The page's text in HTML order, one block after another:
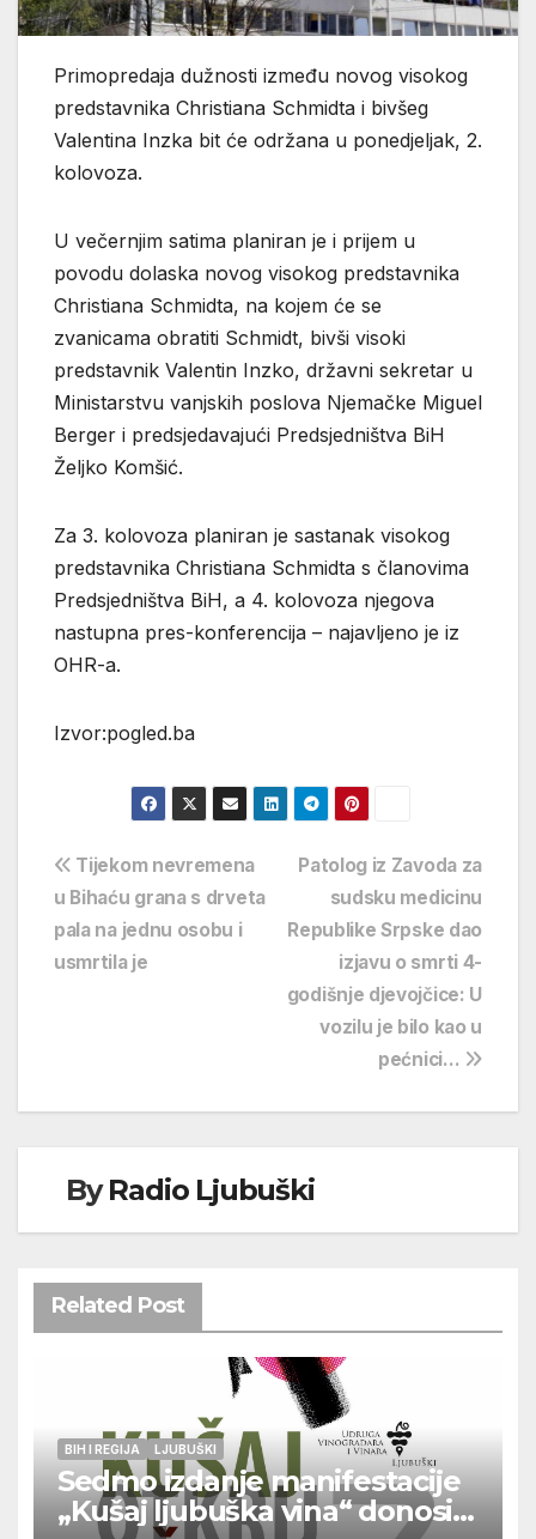
Primopredaja dužnosti između novog visokog
predstavnika Christiana Schmidta i bivšeg
Valentina Inzka bit će održana u ponedjeljak, 2.
kolovoza.
U večernjim satima planiran je i prijem u
povodu dolaska novog visokog predstavnika
Christiana Schmidta, na kojem će se
zvanicama obratiti Schmidt, bivši visoki
predstavnik Valentin Inzko, državni sekretar u
Ministarstvu vanjskih poslova Njemačke Miguel
Berger i predsjedavajući Predsjedništva BiH
Željko Komšić.
Za 3. kolovoza planiran je sastanak visokog
predstavnika Christiana Schmidta s članovima
Predsjedništva BiH, a 4. kolovoza njegova
nastupna pres-konferencija – najavljeno je iz
OHR-a.
Izvor:pogled.ba
Navigacija
objava
Patolog iz Zavoda za
sudsku medicinu
Republike Srpske dao
izjavu o smrti 4-
godišnje djevojčice: U
vozilu je bilo kao u
pećnici…
Tijekom nevremena
u Bihaću grana s drveta
pala na jednu osobu i
usmrtila je
ByRadio Ljubuški
Related Post
BIH I REGIJA LJUBUŠKI
Sedmo izdanje manifestacije
„Kušaj ljubuška vina“ donosi